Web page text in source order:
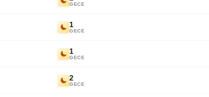
GECE
1
GECE
1
GECE
2
GECE